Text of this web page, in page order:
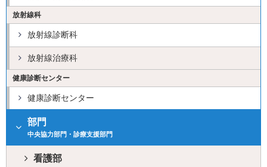
放射線科
放射線診断科
放射線治療科
健康診断センター
健康診断センター
部門
中央協力部門・診療支援部門
看護部